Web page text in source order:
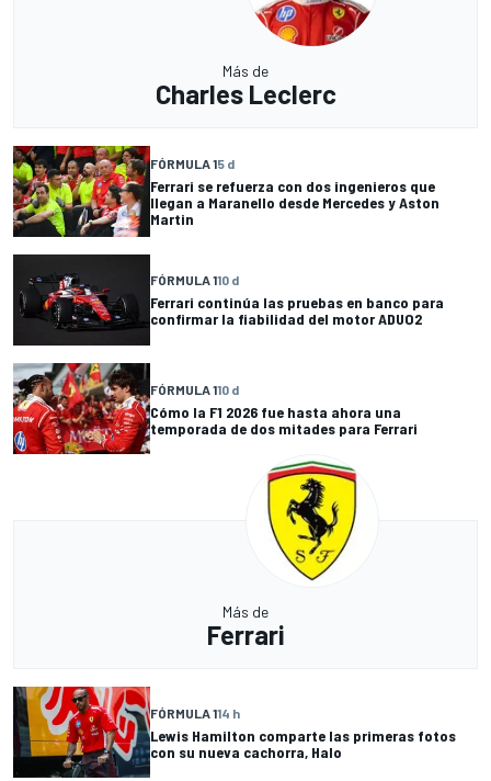
Más de
Charles Leclerc
FÓRMULA 15 d
Ferrari se refuerza con dos ingenieros que
llegan a Maranello desde Mercedes y Aston
Martin
FÓRMULA 110 d
Ferrari continúa las pruebas en banco para
confirmar la fiabilidad del motor ADUO2
FÓRMULA 110 d
Cómo la F1 2026 fue hasta ahora una
temporada de dos mitades para Ferrari
Más de
Ferrari
FÓRMULA 114 h
Lewis Hamilton comparte las primeras fotos
con su nueva cachorra, Halo